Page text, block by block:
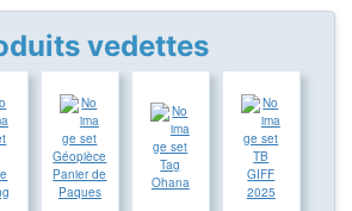
vedettes
Géopièce
Panier de
Paques
Tag
Ohana
TB
GIFF
2025